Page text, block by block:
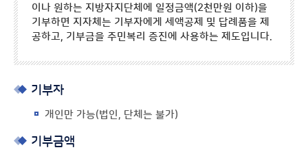
이나 원하는 지방자지단체에 일정금액(2천만원 이하)을
기부하면 지자체는 기부자에게 세액공제 및 답례품을 제
공하고, 기부금을 주민복리 증진에 사용하는 제도입니다.
기부자
개인만 가능(법인, 단체는 불가)
기부금액